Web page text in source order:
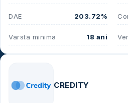
DAE 203.72%
Varsta minima 18 ani
CREDITY